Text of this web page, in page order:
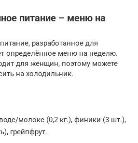
питание – меню на
разработанное для
определённое меню на неделю.
для женщин, поэтому можете
на холодильник.
молоке (0,2 кг.), финики (3 шт.),
грейпфрут.